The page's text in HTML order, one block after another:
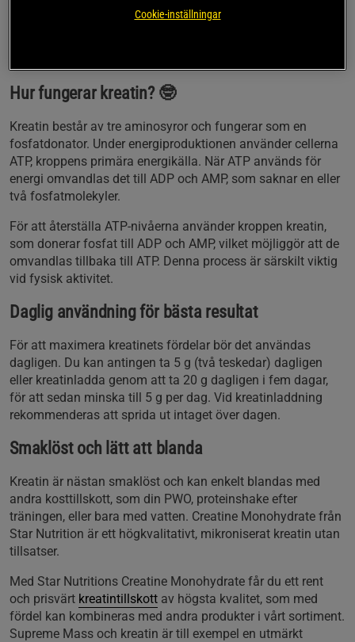
upprepade kraftansträngningar, som vid styrketräning.
Denna effekt uppnås genom ett dagligt intag av 3 gram
Hur fungerar kreatin? 🤓
Kreatin består av tre aminosyror och fungerar som en
fosfatdonator. Under energiproduktionen använder cellerna
ATP, kroppens primära energikälla. När ATP används för
energi omvandlas det till ADP och AMP, som saknar en eller
två fosfatmolekyler.
För att återställa ATP-nivåerna använder kroppen kreatin,
som donerar fosfat till ADP och AMP, vilket möjliggör att de
omvandlas tillbaka till ATP. Denna process är särskilt viktig
vid fysisk aktivitet.
Daglig användning för bästa resultat
För att maximera kreatinets fördelar bör det användas
dagligen. Du kan antingen ta 5 g (två teskedar) dagligen
eller kreatinladda genom att ta 20 g dagligen i fem dagar,
för att sedan minska till 5 g per dag. Vid kreatinladdning
rekommenderas att sprida ut intaget över dagen.
Smaklöst och lätt att blanda
Kreatin är nästan smaklöst och kan enkelt blandas med
andra kosttillskott, som din PWO, proteinshake efter
träningen, eller bara med vatten. Creatine Monohydrate från
Star Nutrition är ett högkvalitativt, mikroniserat kreatin utan
tillsatser.
Med Star Nutritions Creatine Monohydrate får du ett rent
och prisvärt kreatintillskott av högsta kvalitet, som med
fördel kan kombineras med andra produkter i vårt sortiment.
Supreme Mass och kreatin är till exempel en utmärkt
Cookie-inställningar